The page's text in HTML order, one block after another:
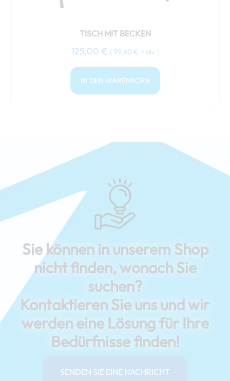
TISCH MIT BECKEN
125,00 € ( 99,60 € + alv )
IN DEN WARENKORB
Sie können in unserem Shop
nicht finden, wonach Sie
suchen?
Kontaktieren Sie uns und wir
werden eine Lösung für Ihre
Bedürfnisse finden!
SENDEN SIE EINE NACHRICHT